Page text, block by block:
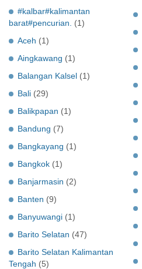
#kalbar#kalimantan
barat#pencurian.
(1)
Aceh (1)
Aingkawang (1)
Balangan Kalsel (1)
Bali (29)
Balikpapan (1)
Bandung (7)
Bangkayang (1)
Bangkok (1)
Banjarmasin (2)
Banten (9)
Banyuwangi (1)
Barito Selatan (47)
Barito Selatan Kalimantan
Tengah (5)